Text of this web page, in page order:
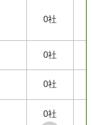
0社
0社
0社
0社